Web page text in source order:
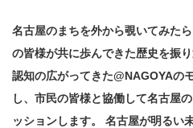
名古屋のまちを外から覗いてみた
の皆様が共に歩んできた歴史を振り
認知の広がってきた@NAGOYAの
し、 市民の皆様と協働して名古屋
ッションします。
名古屋が明るい